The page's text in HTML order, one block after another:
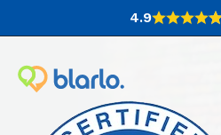
4.9